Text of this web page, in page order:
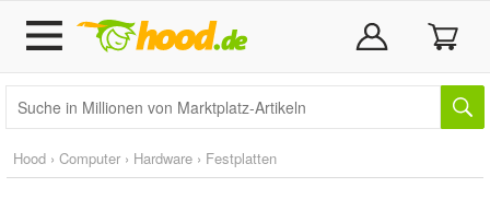
Hood › Computer › Hardware › Festplatten